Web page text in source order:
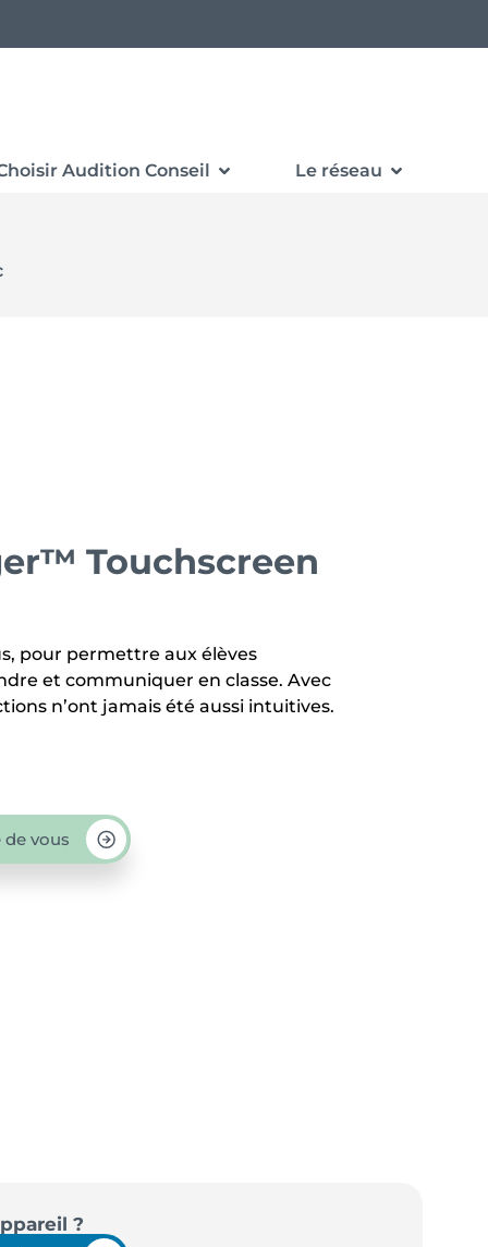
Audition Conseil Le réseau
Touchscreen
pour permettre aux élèves
et communiquer en classe. Avec
n’ont jamais été aussi intuitives.
vous
?